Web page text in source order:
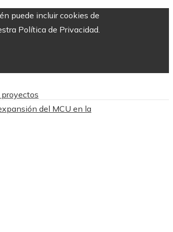
puede incluir cookies de
Política de Privacidad.
proyectos
del MCU en la